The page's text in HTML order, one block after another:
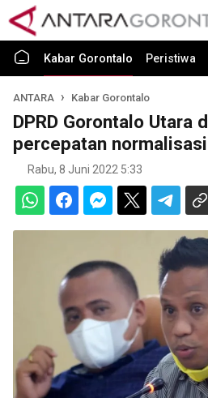
Kabar Gorontalo Peristiwa
ANTARA Kabar Gorontalo
DPRD Gorontalo Utara
percepatan
Rabu, 8 Juni 2022 5:33